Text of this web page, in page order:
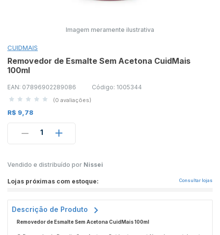
Imagem meramente ilustrativa
CUIDMAIS
Removedor de Esmalte Sem Acetona CuidMais
100ml
EAN: 07896902289086 Código: 1005344
(0 avaliações)
R$ 9,78
1
Vendido e distribuído por Nissei
Lojas próximas com estoque: Consultar lojas
Descrição de Produto
Removedor de Esmalte Sem Acetona CuidMais 100ml